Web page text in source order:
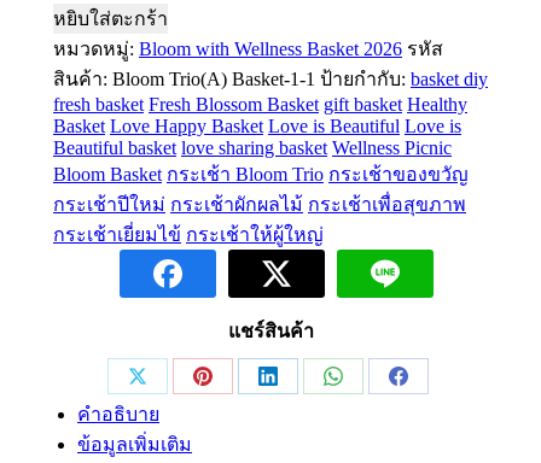
🔸กระเช้า
สุขภาพ
กระเช้า
Wellness
Picnic
Bloom(ฺC)
ชิ้น
หยิบใส่ตะกร้า
หมวดหมู่: Bloom with Wellness Basket 2026 รหัส
สินค้า: Bloom Trio(A) Basket-1-1 ป้ายกำกับ: basket diy
fresh basket Fresh Blossom Basket gift basket Healthy
Basket Love Happy Basket Love is Beautiful Love is
Beautiful basket love sharing basket Wellness Picnic
Bloom Basket กระเช้า Bloom Trio กระเช้าของขวัญ
กระเช้าปีใหม่ กระเช้าผักผลไม้ กระเช้าเพื่อสุขภาพ
กระเช้าเยี่ยมไข้ กระเช้าให้ผู้ใหญ่
แชร์สินค้า
Share
on
Share
Share
Share
Share
คำอธิบาย
ข้อมูลเพิ่มเติม